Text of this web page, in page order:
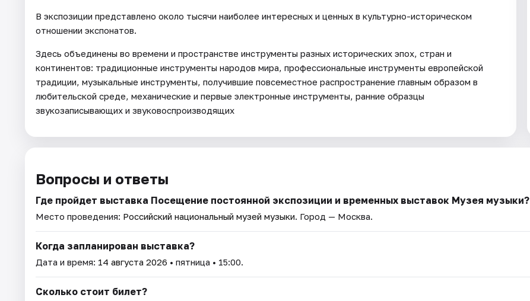
В экспозиции представлено около тысячи наиболее интересных и ценных в культурно-историческом
отношении экспонатов.
Здесь объединены во времени и пространстве инструменты разных исторических эпох, стран и
континентов: традиционные инструменты народов мира, профессиональные инструменты европейской
традиции, музыкальные инструменты, получившие повсеместное распространение главным образом в
любительской среде, механические и первые электронные инструменты, ранние образцы
звукозаписывающих и звуковоспроизводящих
Вопросы и ответы
Где пройдет выставка Посещение постоянной экспозиции и временных выставок Музея музыки?
Место проведения: Российский национальный музей музыки. Город — Москва.
Когда запланирован выставка?
Дата и время: 14 августа 2026 • пятница • 15:00.
Сколько стоит билет?